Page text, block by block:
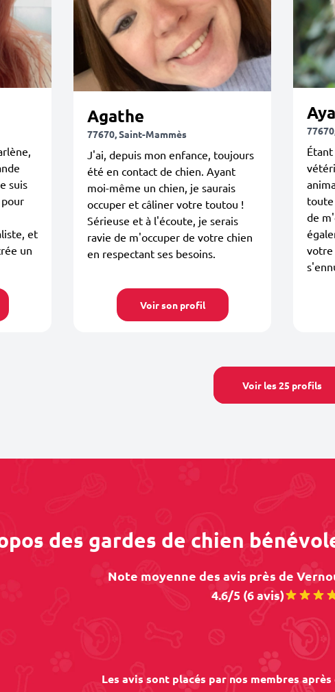
suis
et
un
Agathe
77670, Saint-Mammès
J'ai, depuis mon enfance, toujours
été en contact de chien. Ayant
moi-même un chien, je saurais
occuper et câliner votre toutou !
Sérieuse et à l'écoute, je serais
ravie de m'occuper de votre chien
en respectant ses besoins.
Voir son profil
Aya
toute
de
votre
Voir les 25 profils
des gardes de chien
Note moyenne des avis près de
4.6/5 (6 avis)
Les avis sont placés par nos membres